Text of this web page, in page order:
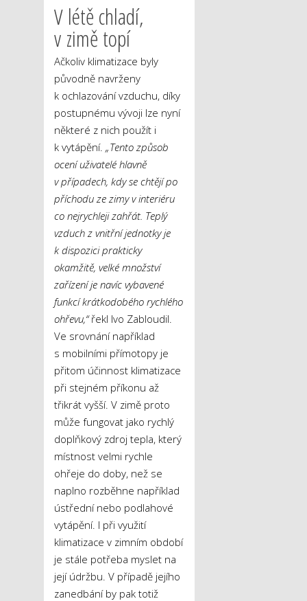
V létě chladí,
v zimě topí
Ačkoliv klimatizace byly
původně navrženy
k ochlazování vzduchu, díky
postupnému vývoji lze nyní
některé z nich použít i
k vytápění. „Tento způsob
ocení uživatelé hlavně
v případech, kdy se chtějí po
příchodu ze zimy v interiéru
co nejrychleji zahřát. Teplý
vzduch z vnitřní jednotky je
k dispozici prakticky
okamžitě, velké množství
zařízení je navíc vybavené
funkcí krátkodobého rychlého
ohřevu,“řekl Ivo Zabloudil.
Ve srovnání například
s mobilními přímotopy je
přitom účinnost klimatizace
při stejném příkonu až
třikrát vyšší. V zimě proto
může fungovat jako rychlý
doplňkový zdroj tepla, který
místnost velmi rychle
ohřeje do doby, než se
naplno rozběhne například
ústřední nebo podlahové
vytápění. I při využití
klimatizace v zimním období
je stále potřeba myslet na
její údržbu. V případě jejího
zanedbání by pak totiž